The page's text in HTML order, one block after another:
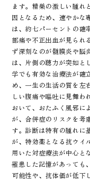
ます。精巣の激しい腫れ
因となるため、速やかな
は、約七パーセントの確
部痛や不正出血が見られ
ず深刻なのが髄膜炎や脳
は、片側の聴力が突如と
学でも有効な治療法が確
め、一生の生活の質を左
しい腹痛や嘔吐に見舞わ
おいて、おたふく風邪に
が、合併症のリスクを考
す。診断は特有の腫れに
が、特効薬となる抗ウイ
用いた対症療法が中心と
罹患した記憶があっても
可能性や、抗体価が低下